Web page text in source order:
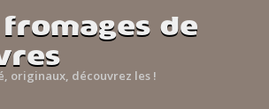
fromages de
originaux, découvrez les !